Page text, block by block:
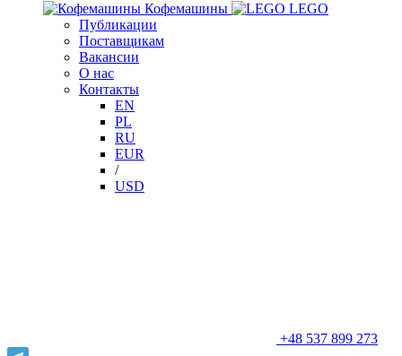
Кофемашины
LEGO
Публикации
Поставщикам
Вакансии
О нас
Контакты
EN
PL
RU
EUR
/
USD
+48 537 899 273